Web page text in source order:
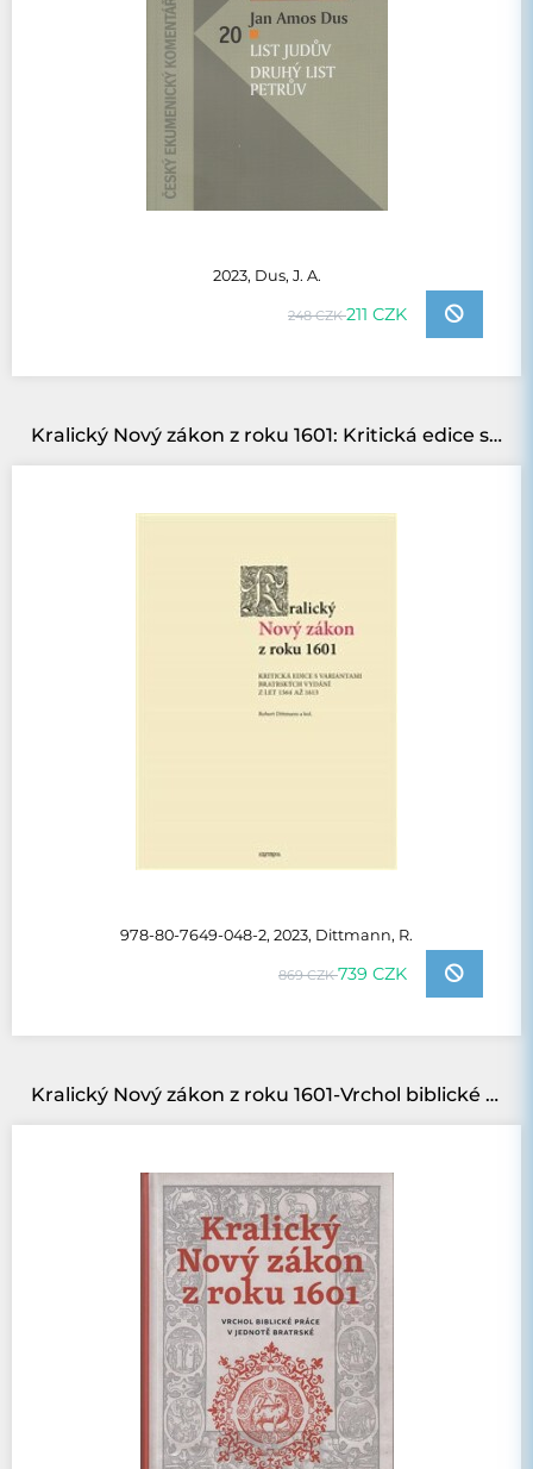
2023, Dus, J. A.
248 CZK211 CZK
Kralický Nový zákon z roku 1601: Kritická edice s variantami bratrských vydání z let 1564 až 1613
978-80-7649-048-2, 2023, Dittmann, R.
869 CZK739 CZK
Kralický Nový zákon z roku 1601-Vrchol biblické práce v jednotě bratrské